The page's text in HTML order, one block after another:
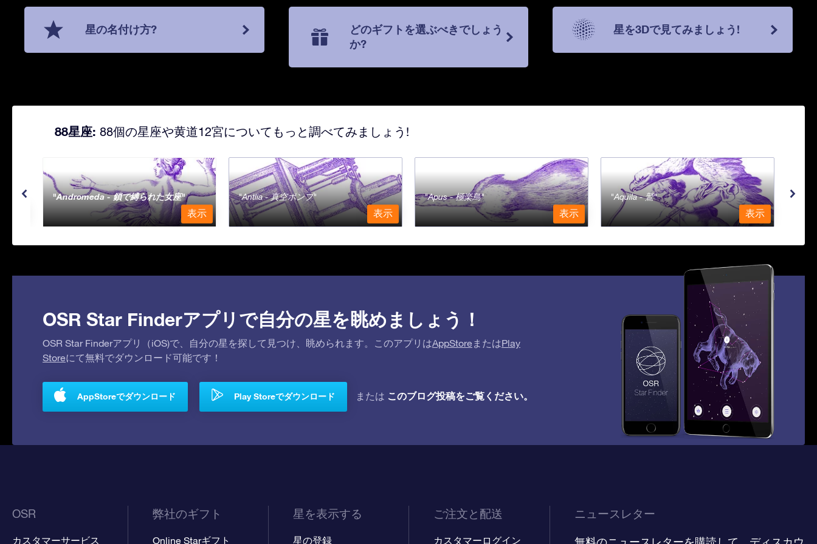
星の名付け方?
どのギフトを選ぶべきでしょう
か?
星を3Dで見てみましょう!
88星座: 88個の星座や黄道12宮についてもっと調べてみましょう!
Andromeda - 鎖で縛られた女座
表示
Antlia - 真空ポンプ
表示
Apus - 極楽鳥
表示
Aquila - 鷲
表示
OSR Star Finderアプリで自分の星を眺めましょう！
OSR Star Finderアプリ（iOS)で、自分の星を探して見つけ、眺められます。このアプリはAppStore またはPlay
Storeにて無料でダウンロード可能です！
AppStoreでダウンロード Play Storeでダウンロード または このブログ投稿をご覧ください。
OSR
カスタマーサービス
弊社のギフト
Online Starギフト
星を表示する
星の登録
ご注文と配送
カスタマーログイン
ニュースレター